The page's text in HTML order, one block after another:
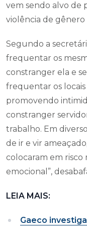
vem sendo alvo de
violência de
Segundo a
frequentar os
constranger ela e
frequentar os
promovendo
constranger
trabalho. Em
de ir e vir
colocaram em risco
emocional”,
LEIA MAIS:
Gaeco